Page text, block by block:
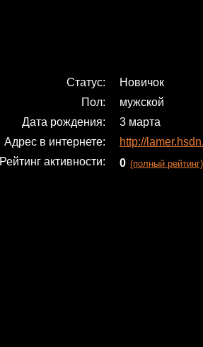
Статус
Новичок
Пол
мужской
Дата рождения
3 марта
Адрес в интернете
http://
Рейтинг активности
0 (полный рейтинг)